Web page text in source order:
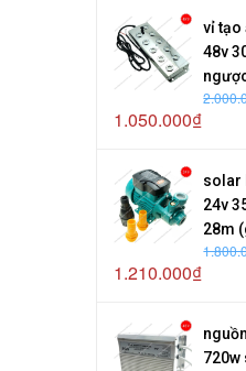
vỉ tạo
48v
1.050.000₫
solar
24v
28m
1.210.000₫
720w